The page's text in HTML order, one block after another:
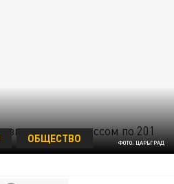
ФОТО: ЦАРЬГРАД
ОБЩЕСТВО